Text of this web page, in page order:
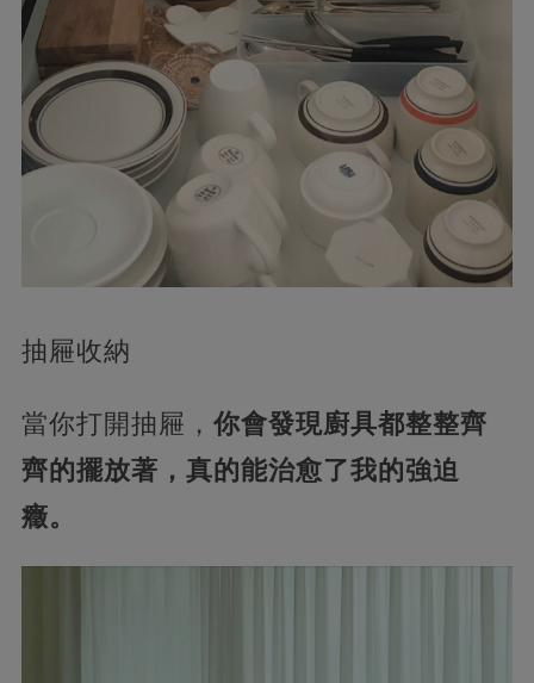
抽屜收納
當你打開抽屜， 你會發現廚具都整整齊
齊的擺放著，真的能治愈了我的強迫
癥。